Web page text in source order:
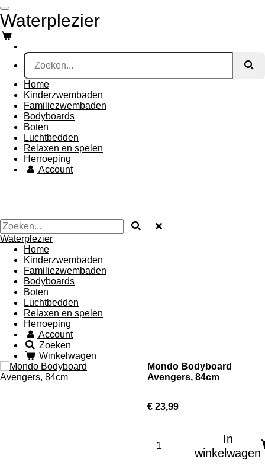
Ga
direct
naar
de
hoofdinhoud
Waterplezier
Home
Kinderzwembaden
Familiezwembaden
Bodyboards
Boten
Luchtbedden
Relaxen en spelen
Herroeping
Account
Waterplezier
Home
Kinderzwembaden
Familiezwembaden
Bodyboards
Boten
Luchtbedden
Relaxen en spelen
Herroeping
Account
Zoeken
Winkelwagen
Mondo Bodyboard
Avengers, 84cm
€ 23,99
In
winkelwagen